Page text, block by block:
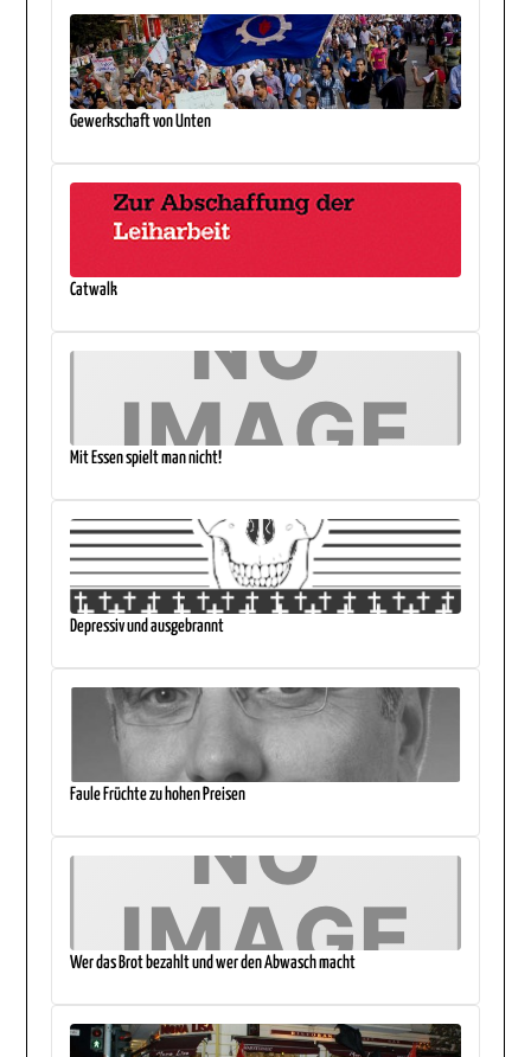
Gewerkschaft von Unten
Catwalk
Mit Essen spielt man nicht!
Depressiv und ausgebrannt
Faule Früchte zu hohen Preisen
Wer das Brot bezahlt und wer den Abwasch macht